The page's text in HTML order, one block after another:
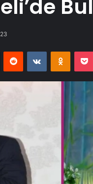
Reddit VKontakte